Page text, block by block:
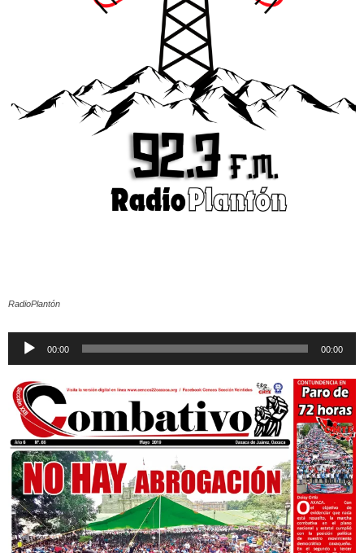
RadioPlantón
Reproductor
00:00 00:00